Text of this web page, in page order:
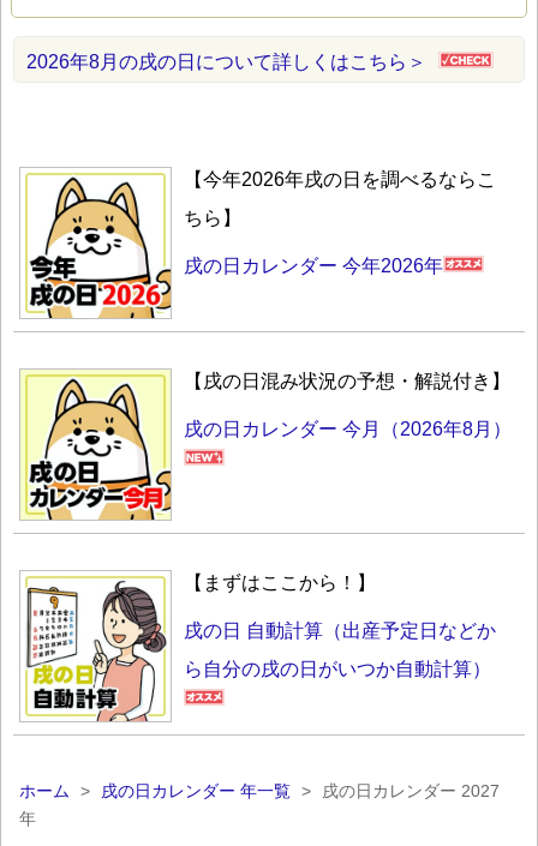
2026年8月の戌の日について詳しくはこちら＞
【今年2026年戌の日を調べるならこ
ちら】
戌の日カレンダー 今年2026年
【戌の日混み状況の予想・解説付き】
戌の日カレンダー 今月（2026年8月）
【まずはここから！】
戌の日 自動計算（出産予定日などか
ら自分の戌の日がいつか自動計算）
ホーム > 戌の日カレンダー 年一覧 >
戌の日カレンダー 2027
年